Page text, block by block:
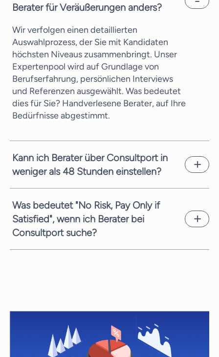
Berater für Veräußerungen anders?
Wir verfolgen einen detaillierten
Auswahlprozess, der Sie mit Kandidaten
höchsten Niveaus zusammenbringt. Unser
Expertenpool wird auf Grundlage von
Berufserfahrung, persönlichen Interviews
und Referenzen ausgewählt. Was bedeutet
dies für Sie? Handverlesene Berater, auf Ihre
Bedürfnisse abgestimmt.
Kann ich Berater über Consultport in
weniger als 48 Stunden einstellen?
Arbeitstage vorschlagen. Dies hängt von der
Komplexität der Anfrage und der zeitlichen
Verfügbarkeit der Berater ab. Wir sind stets
Was bedeutet "No Risk, Pay Only if
Satisfied", wenn ich Berater bei
Consultport suche?